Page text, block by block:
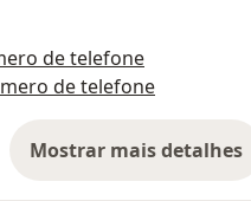
de telefone
de telefone
Mostrar mais detalhes
sobre o